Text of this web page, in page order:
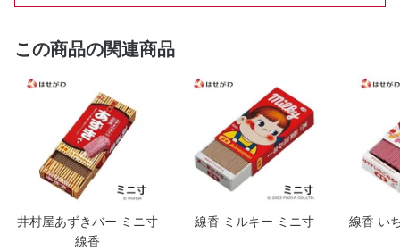
この商品の関連商品
井村屋あずきバー ミニ寸
線香
線香 ミルキー ミニ寸 線香 い